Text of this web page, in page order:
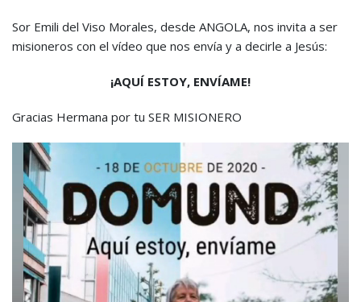
Sor Emili del Viso Morales, desde ANGOLA, nos invita a ser
misioneros con el vídeo que nos envía y a decirle a Jesús:
¡AQUÍ ESTOY, ENVÍAME!
Gracias Hermana por tu SER MISIONERO